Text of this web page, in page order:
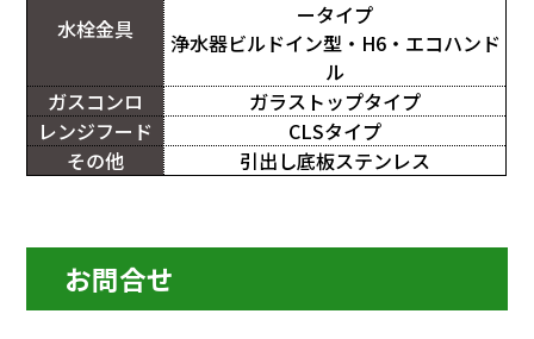
水栓金具
ータイプ
浄水器ビルドイン型・H6・エコハンド
ル
ガスコンロ
ガラストップタイプ
レンジフード
CLSタイプ
その他
引出し底板ステンレス
お問合せ